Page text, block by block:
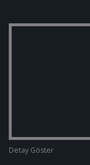
Detay Göster